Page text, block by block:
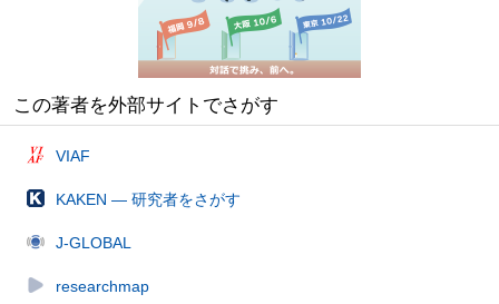
この著者を外部サイトでさがす
VIAF
KAKEN — 研究者をさがす
J-GLOBAL
researchmap